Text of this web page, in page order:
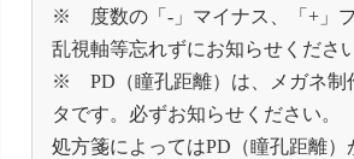
※ 度数の「-」マイナス、「+」プ
乱視軸等忘れずにお知らせください
※ PD（瞳孔距離）は、メガネ制
タです。必ずお知らせください。
処方箋によってはPD（瞳孔距離）